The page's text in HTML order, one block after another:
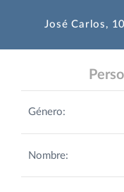
José Carlos,
Género:
Nombre: